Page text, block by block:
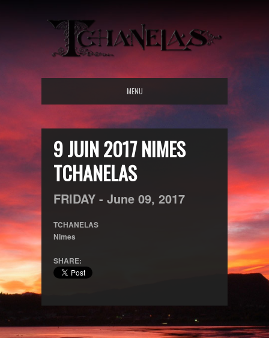
MENU
9 JUIN 2017 NIMES
TCHANELAS
FRIDAY - June 09, 2017
TCHANELAS
Nimes
SHARE: